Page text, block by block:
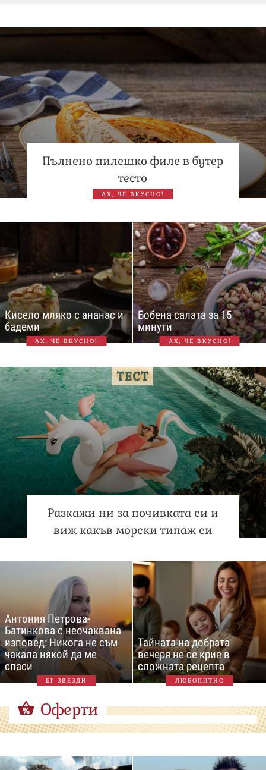
Пълнено пилешко филе в бутер
тесто
АХ, ЧЕ ВКУСНО!
Кисело мляко с ананас и
бадеми
АХ, ЧЕ ВКУСНО!
Бобена салата за 15
минути
АХ, ЧЕ ВКУСНО!
Разкажи ни за почивката си и
виж какъв морски типаж си
Антония Петрова-
Батинкова с неочаквана
изповед: Никога не съм
чакала някой да ме
спаси
БГ ЗВЕЗДИ
Тайната на добрата
вечеря не се крие в
сложната рецепта
ЛЮБОПИТНО
Оферти